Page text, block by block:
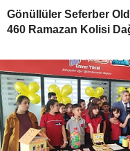
Gönüllüler Seferber
460 Ramazan Kolisi